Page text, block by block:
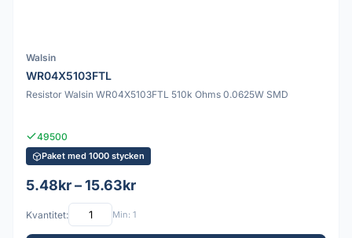
Walsin
WR04X5103FTL
Resistor Walsin WR04X5103FTL 510k Ohms 0.0625W SMD
49500
Paket med 1000 stycken
5.48kr – 15.63kr
Kvantitet: Min: 1